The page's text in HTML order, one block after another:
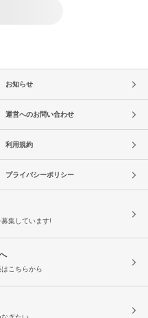
お知らせ
運営へのお問い合わせ
利用規約
プライバシーポリシー
集しています!
こちらから